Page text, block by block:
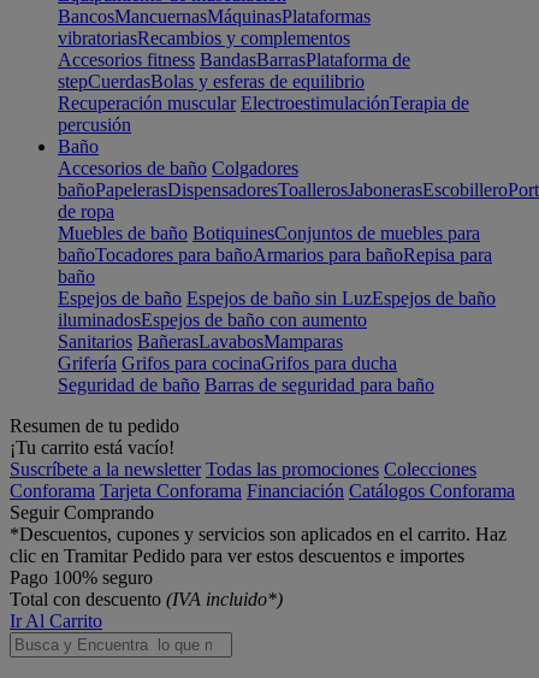
BancosMancuernasMáquinasPlataformas
vibratoriasRecambios y complementos
Accesorios fitness BandasBarrasPlataforma de
stepCuerdasBolas y esferas de equilibrio
Recuperación muscular ElectroestimulaciónTerapia de
percusión
Baño
Accesorios de baño Colgadores
bañoPapelerasDispensadoresToallerosJabonerasEscobillero
de ropa
Muebles de baño BotiquinesConjuntos de muebles para
bañoTocadores para bañoArmarios para bañoRepisa para
baño
Espejos de baño Espejos de baño sin LuzEspejos de baño
iluminadosEspejos de baño con aumento
Sanitarios BañerasLavabosMamparas
Grifería Grifos para cocinaGrifos para ducha
Seguridad de baño Barras de seguridad para baño
Resumen de tu pedido
¡Tu carrito está vacío!
Suscríbete a la newsletter Todas las promociones Colecciones
Conforama Tarjeta Conforama Financiación Catálogos Conforama
Seguir Comprando
*Descuentos, cupones y servicios son aplicados en el carrito. Haz
clic en Tramitar Pedido para ver estos descuentos e importes
Pago 100% seguro
Total con descuento (IVA incluido*)
Ir Al Carrito